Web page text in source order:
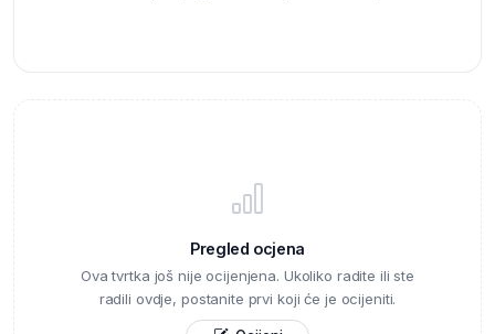
Pregled ocjena
Ova tvrtka još nije ocijenjena. Ukoliko radite ili ste
radili ovdje, postanite prvi koji će je ocijeniti.